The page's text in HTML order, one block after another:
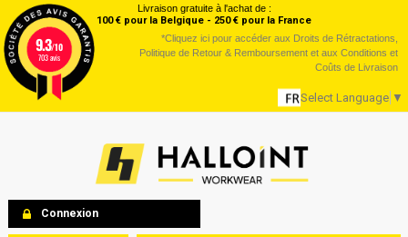
Livraison gratuite à l'achat de :
100 € pour la Belgique - 250 € pour la France
*Cliquez ici pour accéder aux Droits de Rétractations,
Politique de Retour & Remboursement et aux Conditions et
Coûts de Livraison
Select Language ▼
Connexion
9.3/10
703 avis